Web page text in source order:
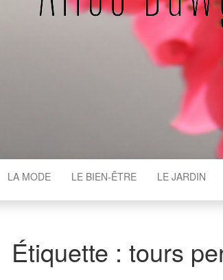
LA MODE LE BIEN-ÊTRE LE JARDIN
Étiquette : tours